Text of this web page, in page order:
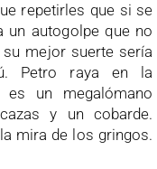
repetirles que si se
autogolpe que no
mejor suerte sería
Petro raya en la
un megalómano
y un cobarde.
mira de los gringos.